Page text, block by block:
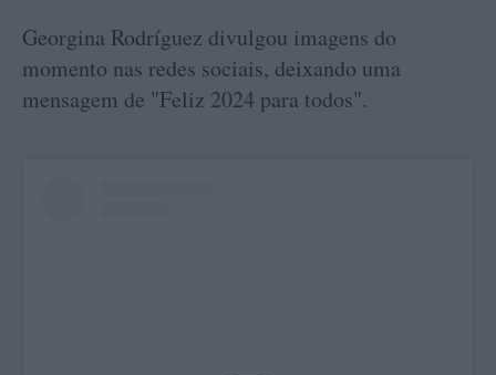
Georgina Rodríguez divulgou imagens do
momento nas redes sociais, deixando uma
mensagem de "Feliz 2024 para todos".